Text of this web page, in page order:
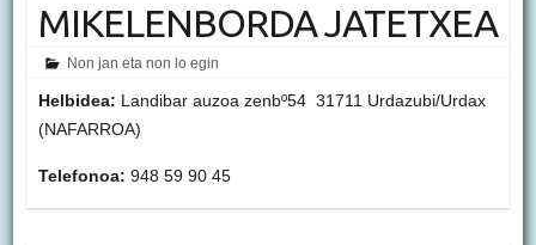
MIKELENBORDA JATETXEA
Non jan eta non lo egin
Helbidea: Landibar auzoa zenbº54 31711 Urdazubi/Urdax
(NAFARROA)
Telefonoa: 948 59 90 45